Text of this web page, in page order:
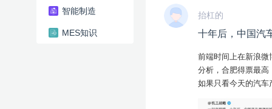
智能制造
MES知识
抬杠的
十年后，中国汽
前端时间上在新浪微
分析，合肥得票最高
如果只看今天的汽车